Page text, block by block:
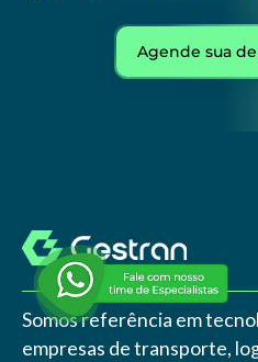
Agende sua
Somos referência em
empresas de transporte,